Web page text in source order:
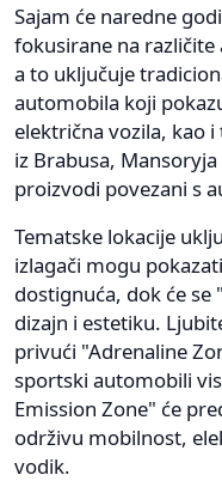
Sajam će naredne
fokusirane na
a to uključuje
automobila koji
električna vozila, kao
iz Brabusa,
proizvodi povezani s
Tematske lokacije
izlagači mogu
dostignuća, dok će
dizajn i estetiku.
privući "Adrenaline
sportski automobili
Emission Zone" će
održivu mobilnost,
vodik.